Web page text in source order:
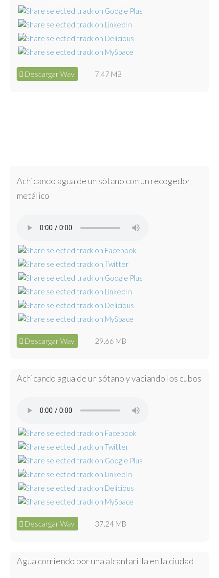
Descargar Wav 7.47 MB
Achicando agua de un sótano con un recogedor
metálico
Descargar Wav 29.66 MB
Achicando agua de un sótano y vaciando los cubos
Descargar Wav 37.24 MB
Agua corriendo por una alcantarilla en la ciudad